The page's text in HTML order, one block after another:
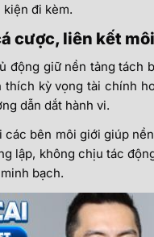
đi kèm.
cược, liên kết
động giữ nền tảng tách
kỳ vọng tài chính
dẫn dắt hành vi.
bên môi giới giúp
lập, không chịu tác
bạch.